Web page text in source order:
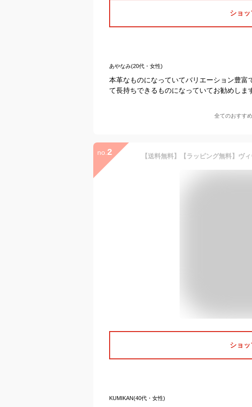
ショ
あやなみ(20代・女性)
本革なものになっていてバリエーション豊富
て長持ちできるものになっていてお勧めしま
全てのおすす
no. 2
ショ
KUMIKAN(40代・女性)